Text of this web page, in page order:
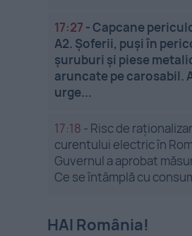
17:27 -Capcane
A2. Șoferii, puși în
șuruburi și piese
aruncate pe carosabil.
urge...
17:18 - Risc de
curentului electric în
Guvernul a aprobat
Ce se întâmplă cu
HAI România!